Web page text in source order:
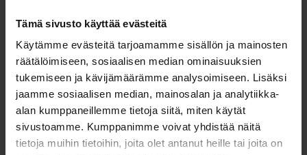
Tämä sivusto käyttää evästeitä
Käytämme evästeitä tarjoamamme sisällön ja mainosten
räätälöimiseen, sosiaalisen median ominaisuuksien
tukemiseen ja kävijämäärämme analysoimiseen. Lisäksi
jaamme sosiaalisen median, mainosalan ja analytiikka-
alan kumppaneillemme tietoja siitä, miten käytät
sivustoamme. Kumppanimme voivat yhdistää näitä
tietoja muihin tietoihin, joita olet antanut heille tai joita on
sig att köpa ett kurspaket som innehåller ytterligare
körundervisning. På så sätt kan ett tillräckligt tätt
paket med körlektioner bokas direkt.
Alla paket för ytterligare körlektioner